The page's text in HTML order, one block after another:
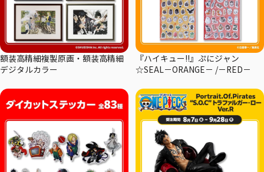
額装高精細複製原画・額装高精細
デジタルカラー
『ハイキュー!!』ぷにジャン
☆SEAL－ORANGE－ /－RED－